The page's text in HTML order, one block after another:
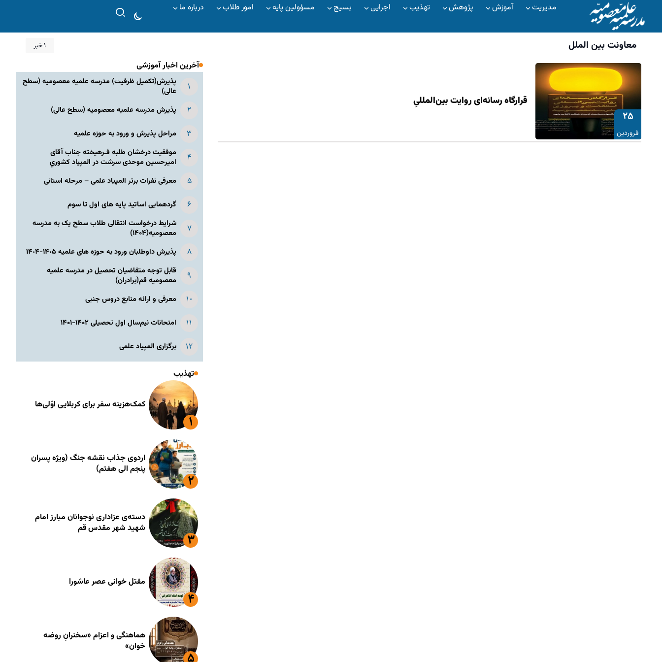
مدیریت آموزش پژوهش تهذیب اجرایی بسیج مسؤولین پایه امور طلاب درباره ما
معاونت بین الملل ۱ خبر
۲۵
فروردین
قرارگاه رسانه‌ای روایت بین‌المللیِ
آخرین اخبار آموزشی
پذیرش(تکمیل ظرفیت) مدرسه علمیه معصومیه‌ (سطح
عالی)
پذیرش مدرسه علمیه معصومیه‌ (سطح عالی)
مراحل پذیرش و ورود به حوزه علمیه
موفقیت درخشان طلبه فـرهیخته جناب آقای
امیرحسین موحدی سرشت در المپياد كشوري
معرفی نفرات برتر المپیاد علمی – مرحله استانی
گردهمایی اساتید پایه های اول تا سوم
شرایط درخواست انتقالی طلاب سطح یک به مدرسه
معصومیه(۱۴۰۴)
پذیرش داوطلبان ورود به حوزه های علمیه ١۴٠۵-١۴٠۴
قابل توجه متقاضیان تحصیل در مدرسه علمیه
معصومیه قم(برادران)
معرفی و ارائه منابع دروس جنبی
امتحانات نیم‌سال اول تحصیلی ۱۴۰۲-۱۴۰۱
برگزاری المپیاد علمی
تهذیب
کمک‌هزینه سفر برای کربلایی اوّلی‌ها
اردوی جذاب نقشه جنگ (ویژه پسران
پنجم الی هفتم)
دسته‌ی عزاداری نوجوانان مبارز امام
شهید شهر مقدس قم
مقتل خوانی عصر عاشورا
هماهنگی و اعزام «سخنرانِ روضه
خوان»